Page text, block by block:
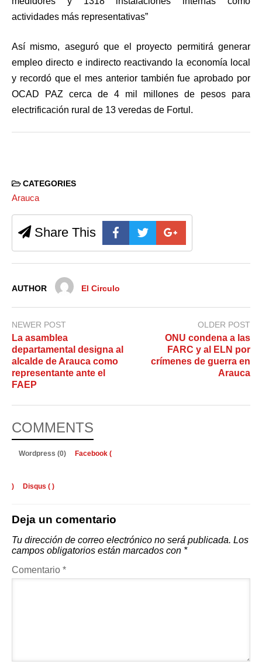
actividades más representativas”
Así mismo, aseguró que el proyecto permitirá generar
empleo directo e indirecto reactivando la economía local
y recordó que el mes anterior también fue aprobado por
OCAD PAZ cerca de 4 mil millones de pesos para
electrificación rural de 13 veredas de Fortul.
CATEGORIES
Arauca
Share This
AUTHOR El Circulo
NEWER POST
La asamblea
departamental designa al
alcalde de Arauca como
representante ante el
FAEP
OLDER POST
ONU condena a las
FARC y al ELN por
crímenes de guerra en
Arauca
COMMENTS
Wordpress (0) Facebook (
) Disqus ( )
Deja un comentario
Tu dirección de correo electrónico no será publicada. Los
campos obligatorios están marcados con *
Comentario *